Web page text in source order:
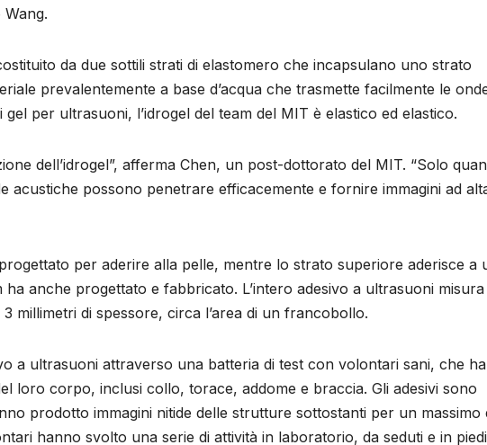
Wang.
da due sottili strati di elastomero che incapsulano uno strato
prevalentemente a base d’acqua che trasmette facilmente le
per ultrasuoni, l’idrogel del team del MIT è elastico ed elastico.
dell’idrogel”, afferma Chen, un post-dottorato del MIT. “Solo
acustiche possono penetrare efficacemente e fornire immagini ad
per aderire alla pelle, mentre lo strato superiore aderisce a
anche progettato e fabbricato. L’intero adesivo a ultrasuoni
millimetri di spessore, circa l’area di un francobollo.
a ultrasuoni attraverso una batteria di test con volontari sani, che
loro corpo, inclusi collo, torace, addome e braccia. Gli adesivi sono
prodotto immagini nitide delle strutture sottostanti per un massimo
hanno svolto una serie di attività in laboratorio, da seduti e in